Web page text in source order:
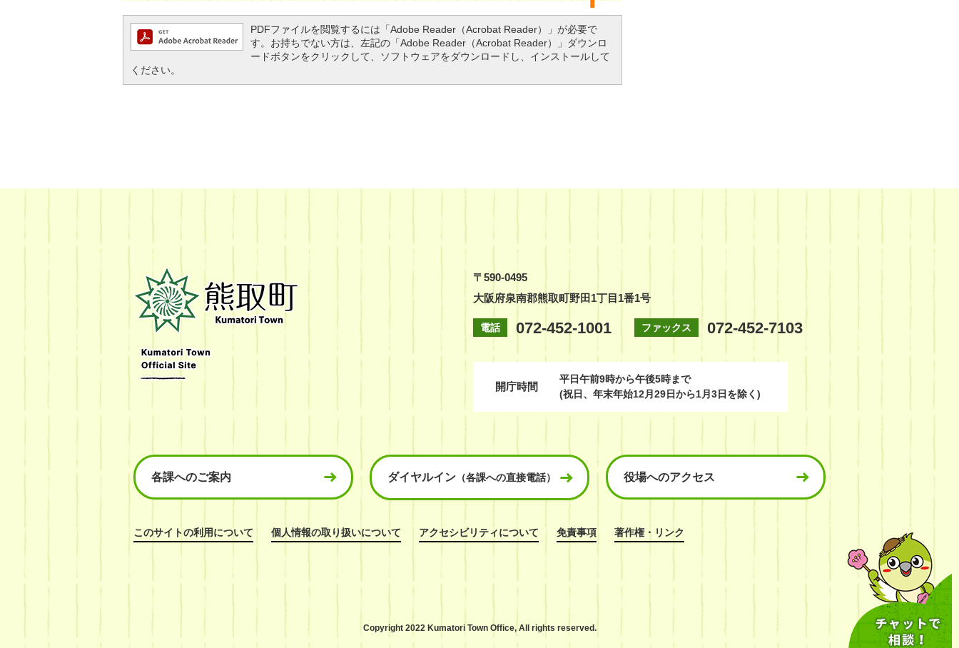
PDFファイルを閲覧するには「Adobe Reader（Acrobat Reader）」が必要で
す。お持ちでない方は、左記の「Adobe Reader（Acrobat Reader）」ダウンロ
ードボタンをクリックして、ソフトウェアをダウンロードし、インストールして
ください。
町
Kumatori
Town
Official
Site
〒590-0495
大阪府泉南郡熊取町野田1丁目1番1号
電話 072-452-1001 ファックス 072-452-7103
開庁時間
平日午前9時から午後5時まで
(祝日、年末年始12月29日から1月3日を除く)
各課へのご案内 ダイヤルイン （各課への直接電話） 役場へのアクセス
このサイトの利用について 個人情報の取り扱いについて アクセシビリティについて 免責事項 著作権・リンク
Copyright 2022 Kumatori Town Office,All rights reserved.